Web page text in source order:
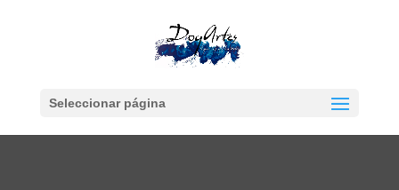
Seleccionar página